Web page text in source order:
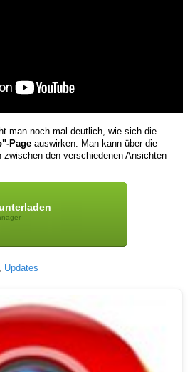
man noch mal deutlich, wie sich die
Page auswirken. Man kann über die
den verschiedenen Ansichten
, Updates